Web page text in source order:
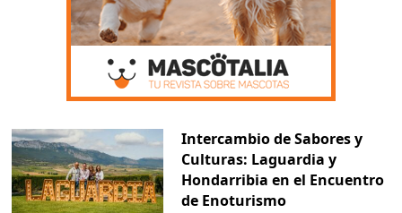
Intercambio de Sabores y
Culturas: Laguardia y
Hondarribia en el Encuentro
de Enoturismo